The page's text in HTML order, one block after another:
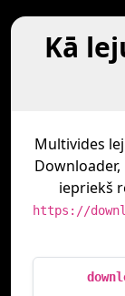
Kā
Multivides
iepriekš
https://